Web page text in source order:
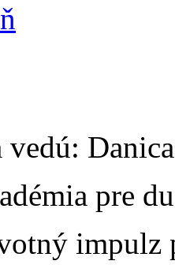
vedú:
pre
impulz